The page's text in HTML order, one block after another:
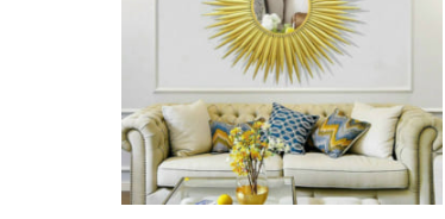
+